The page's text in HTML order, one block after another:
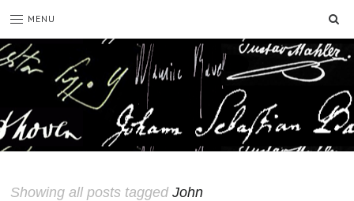
MENU
Showing all posts taggedJohn